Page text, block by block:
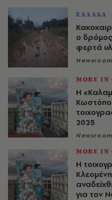
ΕΛΛΑΔΑ
ο
φερτά
Newsroom
MORE IN
Η
2025
Newsroom
MORE IN
Η
για τον